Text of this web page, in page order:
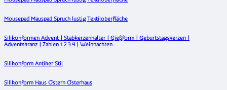
Mousepad Mauspad Spruch lustig Textiloberfläche
Silikonformen Advent | Stabkerzenhalter | Gießform | Geburtstagskerzen |
Adventskranz | Zahlen 1 2 3 4 | Weihnachten
Silikonform Antiker Stil
Silikonform Haus Ostern Osterhaus